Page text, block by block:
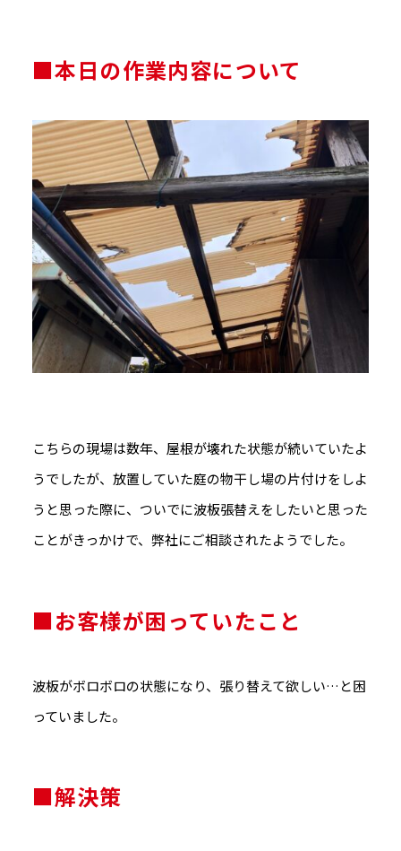
■本日の作業内容について
こちらの現場は数年、屋根が壊れた状態が続いていたよ
うでしたが、放置していた庭の物干し場の片付けをしよ
うと思った際に、ついでに波板張替えをしたいと思った
ことがきっかけで、弊社にご相談されたようでした。
■お客様が困っていたこと
波板がボロボロの状態になり、張り替えて欲しい…と困
っていました。
■解決策